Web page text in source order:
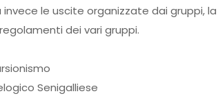
le uscite organizzate dai gruppi,
dei vari gruppi.
Senigalliese